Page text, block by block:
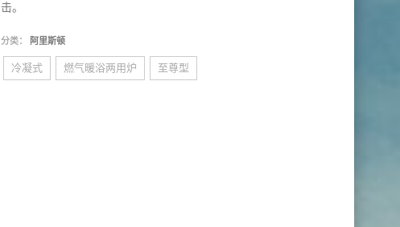
击。
分类： 阿里斯顿
冷凝式 燃气暖浴两用炉 至尊型